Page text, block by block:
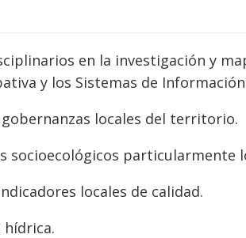
en la investigación y
y los Sistemas de
locales del territorio.
socioecológicos particularmente
locales de calidad.
hídrica.